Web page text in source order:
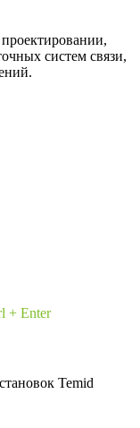
систем связи,
+ Enter